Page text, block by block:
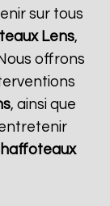
sur tous
Lens,
offrons
, ainsi que